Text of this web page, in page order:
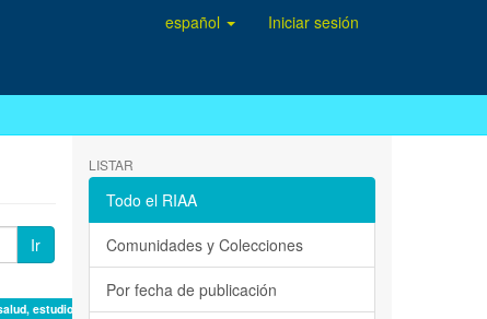
español Iniciar sesión
Ir
estudio de casos ×
LISTAR
Todo el RIAA
Comunidades y Colecciones
Por fecha de publicación